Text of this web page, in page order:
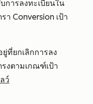
การลงทะเบียนใน
า Conversion เป้า
ที่ยกเลิกการลง
รงตามเกณฑ์เป้า
ว์